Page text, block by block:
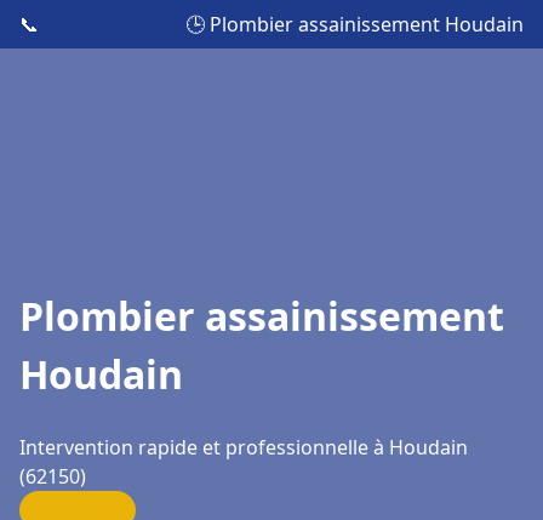
📞 🕒 Plombier assainissement Houdain
Plombier assainissement
Houdain
Intervention rapide et professionnelle à Houdain
(62150)